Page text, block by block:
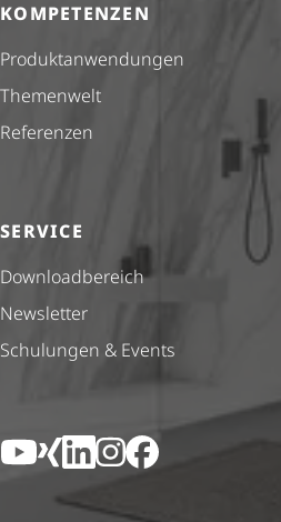
KOMPETENZEN
Produkt­anwendungen
Themenwelt
Referenzen
SERVICE
Down­load­be­reich
Newsletter
Schulungen & Events
YouTube
XingLinkedIn
Instagram
Facebook